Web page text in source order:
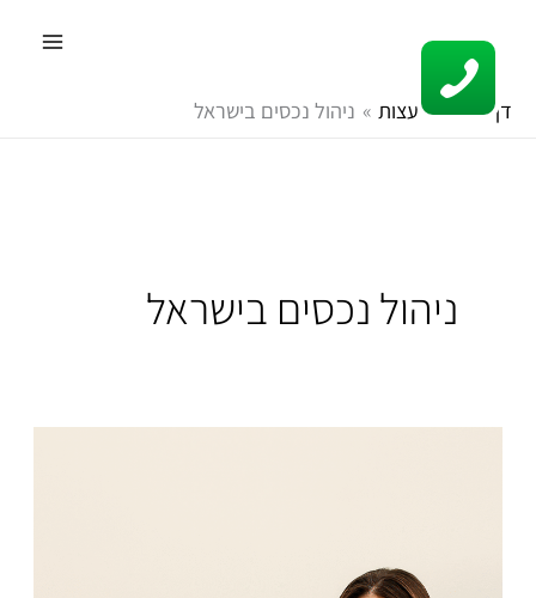
לתוכן
דף הבית עצות ניהול נכסים בישראל
ניהול נכסים בישראל